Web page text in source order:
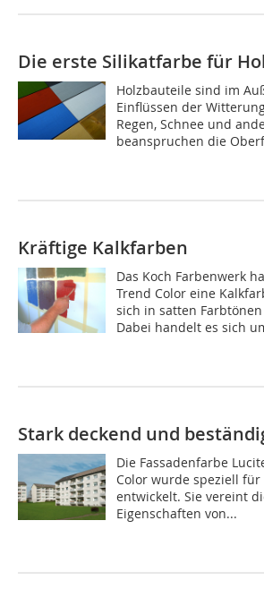
Die erste Silikatfarbe für
Holzbauteile sind im
Einflüssen der
Regen, Schnee und
beanspruchen die
Kräftige Kalkfarben
Das Koch Farbenwerk
Trend Color eine
sich in satten
Dabei handelt es sich
Stark deckend und
Die Fassadenfarbe
Color wurde speziell
entwickelt. Sie vereint
Eigenschaften von...